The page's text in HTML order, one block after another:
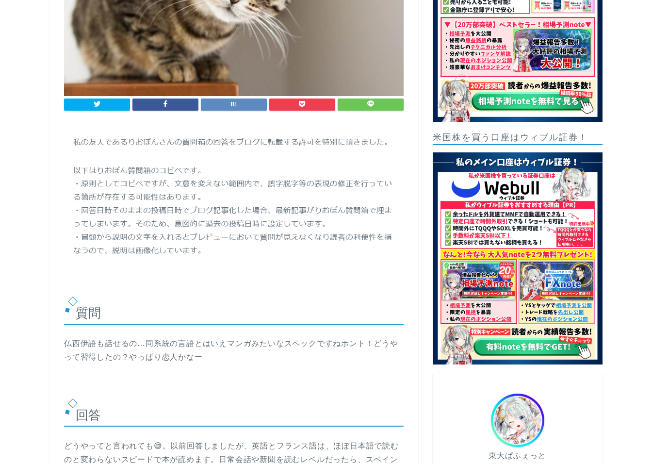
質問
仏西伊語も話せるの…同系統の言語とはいえマンガみたいなスペックですねホント！どうや
って習得したの？やっぱり恋人かなー
回答
どうやってと言われても😅。以前回答しましたが、英語とフランス語は、ほぼ日本語で読む
のと変わらないスピードで本が読めます。日常会話や新聞を読むレベルだったら、スペイン
米国株を買う口座はウィブル証券！
東大ぱふぇっと